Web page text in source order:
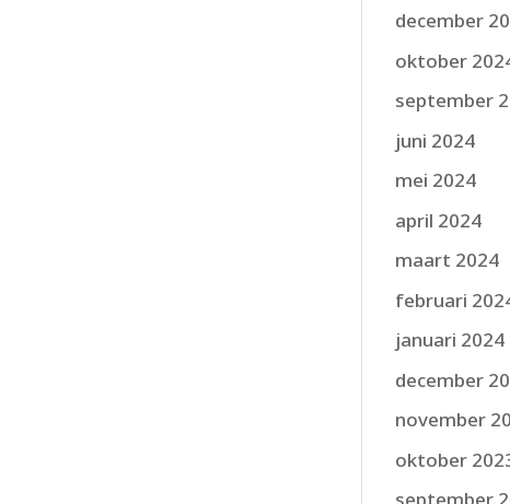
december
oktober
september
juni 2024
mei 2024
april 2024
maart 2024
februari
januari 2024
december
november
oktober